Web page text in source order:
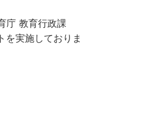
庁 教育行政課
実施しておりま